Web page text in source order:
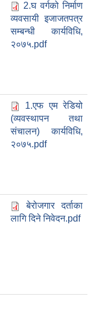
2.घ वर्गको निर्माण
व्यवसायी इजाजतपत्र
सम्बन्धी कार्यविधि,
२०७५.pdf
1.एफ एम रेडियो
(व्यवस्थापन तथा
संचालन) कार्यविधि,
२०७५.pdf
बेरोजगार दर्ताका
लागि दिने निवेदन.pdf